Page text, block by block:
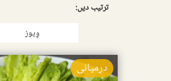
ترتیب دیں:
وِیوز
درمیانی